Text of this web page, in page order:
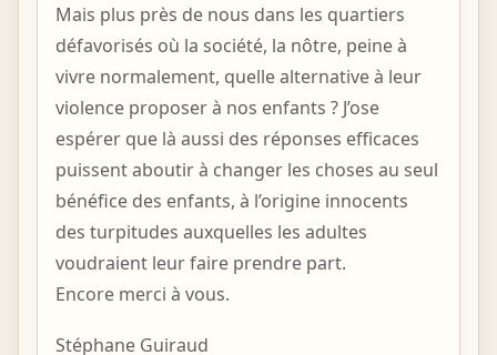
Mais plus près de nous dans les quartiers
défavorisés où la société, la nôtre, peine à
vivre normalement, quelle alternative à leur
violence proposer à nos enfants ? J’ose
espérer que là aussi des réponses efficaces
puissent aboutir à changer les choses au seul
bénéfice des enfants, à l’origine innocents
des turpitudes auxquelles les adultes
voudraient leur faire prendre part.
Encore merci à vous.
Stéphane Guiraud